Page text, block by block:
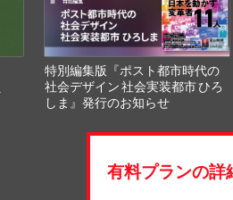
特別編集版『ポスト都市時代の
社会デザイン 社会実装都市 ひろ
しま』発行のお知らせ
有料プランの詳